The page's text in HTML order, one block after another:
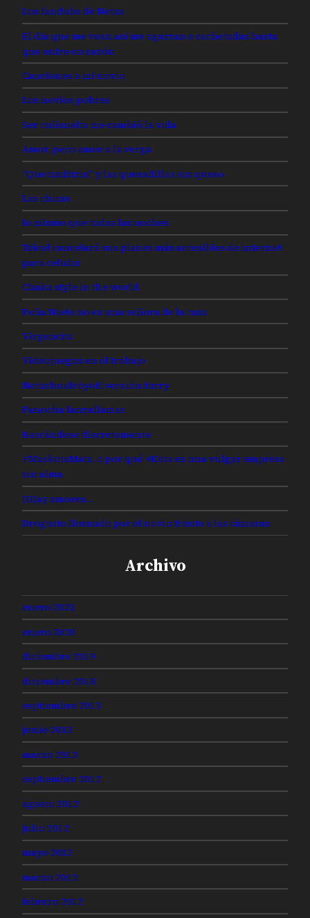
Los fandubs de Netza
El día que me vean así me agarran a cachetadas hasta
que entre en razón
Canciones a mi novio
Los novios pobres
Ser culisuelta me cambió la vida
Amor, pero amor a la verga
“Quetzaditzin” y las quesadillas sin queso
Las chicas
lo mismo que todas las noches
Telcel cancelará sus planes más accesibles de internet
para celular
Chaka style in the world
Peña Nieto no es una señora de la casa
Virgencita
Videojuegos en el trabajo
Netzahualcóyotl versión furry
Panocha lanzallamas
Rascándose discretamente
#MaskotaMata, o por qué +Kota es una vulgar empresa
sin alma
(H)ay amores…
Droguito llorando por el novio frente a las cámaras
Archivo
enero 2021
enero 2020
diciembre 2019
diciembre 2018
septiembre 2013
junio 2013
marzo 2013
septiembre 2012
agosto 2012
julio 2012
mayo 2012
marzo 2012
febrero 2012